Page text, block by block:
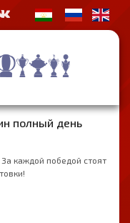
полный день
каждой победой стоят